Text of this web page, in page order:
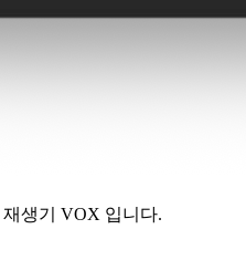
생기 VOX 입니다.